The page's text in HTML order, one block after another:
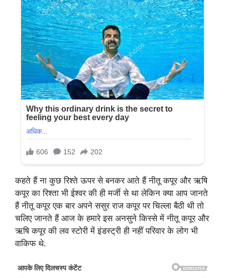
कहते हैं ना कुछ रिश्ते ऊपर से बनकर आते हैं नीतू कपूर और ऋषि
कपूर का रिश्ता भी ईश्वर की ही मर्जी से था लेकिन क्या आप जानते
हैं नीतू कपूर एक बार अपने ससुर राज कपूर पर चिल्ला बैठी थी तो
चलिए जानते हैं आज के हमारे इस अनसुने किस्से में नीतू कपूर और
ऋषि कपूर की लव स्टोरी में इंडस्ट्री ही नहीं परिवार के लोग भी
वाकिफ थे.